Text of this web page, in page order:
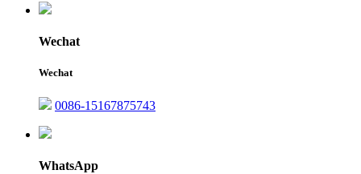
Wechat
Wechat
0086-15167875743
WhatsApp